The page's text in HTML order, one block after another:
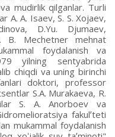
mudirlik qilganlar. Turli
А. А. Isaev, S. S. Xojaev,
D.Yu. Djumaev,
B. Mechetner mehnat
foydalanish va
yilning sentyabrida
chiqdi va uning birinchi
doktori, professor
S.А. Murakaeva, R.
S. А. Аnorboev va
fakulʼteti
mukammal foydalanish